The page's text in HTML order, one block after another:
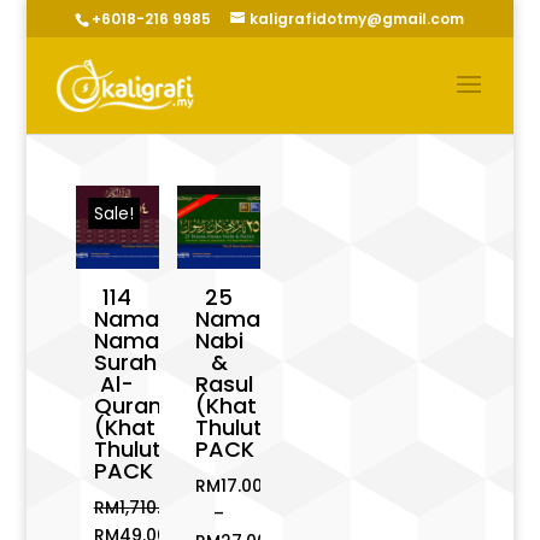
+6018-216 9985 kaligrafidotmy@gmail.com
Sale!
114
Nama-
Nama
Surah
Al-
Quran
(Khat
Thuluth)
PACK
RM1,710.00
Original
25
Nama
Nabi
&
Rasul
(Khat
Thuluth)
PACK
RM17.00
–